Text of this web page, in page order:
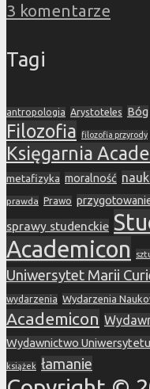
3 komentarze
Tagi
antropologia Arystoteles Bóg
Filozofia filozofia przyrody
Księgarnia
metafizyka moralność
prawda Prawo
sprawy studenckie
Academicon
Uniwersytet Marii
wydarzenia Wydarzenia
Academicon
Wydawnictwo
książek łamanie